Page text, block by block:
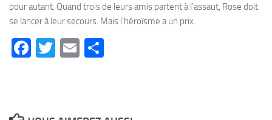
pour autant. Quand trois de leurs amis partent à l’assaut, Rose doit
se lancer à leur secours. Mais l’héroïsme a un prix.
Facebook
Twitter
Email